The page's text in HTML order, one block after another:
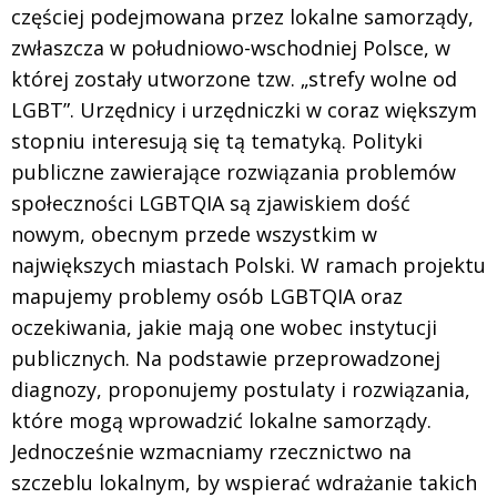
częściej podejmowana przez lokalne samorządy,
zwłaszcza w południowo-wschodniej Polsce, w
której zostały utworzone tzw. „strefy wolne od
LGBT”. Urzędnicy i urzędniczki w coraz większym
stopniu interesują się tą tematyką. Polityki
publiczne zawierające rozwiązania problemów
społeczności LGBTQIA są zjawiskiem dość
nowym, obecnym przede wszystkim w
największych miastach Polski. W ramach projektu
mapujemy problemy osób LGBTQIA oraz
oczekiwania, jakie mają one wobec instytucji
publicznych. Na podstawie przeprowadzonej
diagnozy, proponujemy postulaty i rozwiązania,
które mogą wprowadzić lokalne samorządy.
Jednocześnie wzmacniamy rzecznictwo na
szczeblu lokalnym, by wspierać wdrażanie takich